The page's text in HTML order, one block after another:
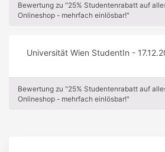
Bewertung zu "25% Studentenrabatt auf
Onlineshop - mehrfach einlösbar!"
Universität Wien StudentIn -
Bewertung zu "25% Studentenrabatt auf
Onlineshop - mehrfach einlösbar!"